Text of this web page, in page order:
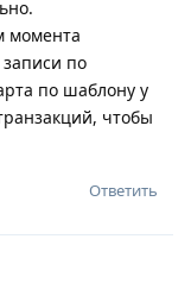
момента
по
по шаблону у
чтобы
Ответить